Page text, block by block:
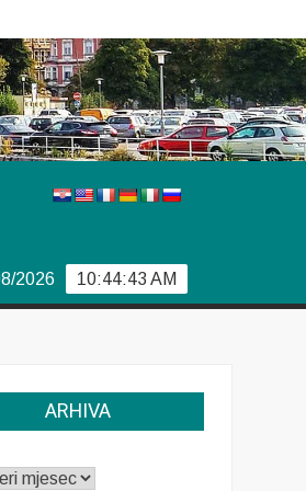
10:44:43 AM
2026
ARHIVA